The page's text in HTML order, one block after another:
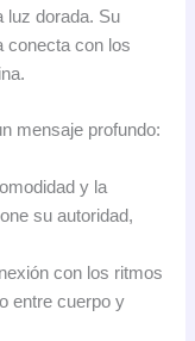
luz dorada. Su
conecta con los
mensaje profundo:
y la
su autoridad,
con los ritmos
entre cuerpo y